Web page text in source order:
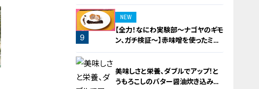
ロースト
9
NEW
【全力！なにわ実験部～ナゴヤのギモ
ン、ガチ検証～】赤味噌を使ったミル
フィーユ味噌トンカツ
美味しさと栄養、ダブルでアップ！と
うもろこしのバター醤油炊き込みご